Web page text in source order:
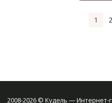
1 2
2008-2026 © Кудель — Интернет-